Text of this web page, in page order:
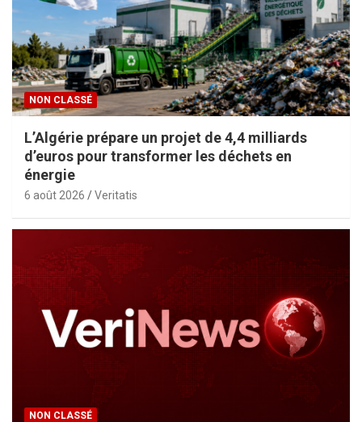
NON CLASSÉ
L’Algérie prépare un projet de 4,4 milliards
d’euros pour transformer les déchets en
énergie
6 août 2026 Veritatis
NON CLASSÉ